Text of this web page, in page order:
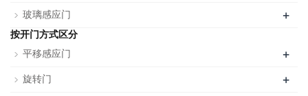
玻璃感应门 +
按开门方式区分
平移感应门
+
旋转门 +